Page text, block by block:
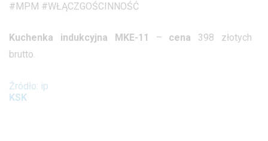
#MPM #WŁĄCZGOŚCINNOŚĆ
Kuchenka indukcyjna MKE-11 – cena 398 złotych
brutto.
Źródło: ip
KSK